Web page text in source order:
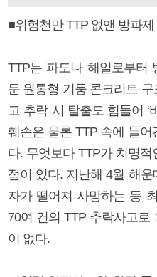
■위험천만 TTP 없앤 방파제
TTP는 파도나 해일로부터
둔 원통형 기둥 콘크리트
고 추락 시 탈출도 힘들어 ‘
훼손은 물론 TTP 속에 들
다. 무엇보다 TTP가 치명
점이 있다. 지난해 4월 해
자가 떨어져 사망하는 등
70여 건의 TTP 추락사고로
이 없다.